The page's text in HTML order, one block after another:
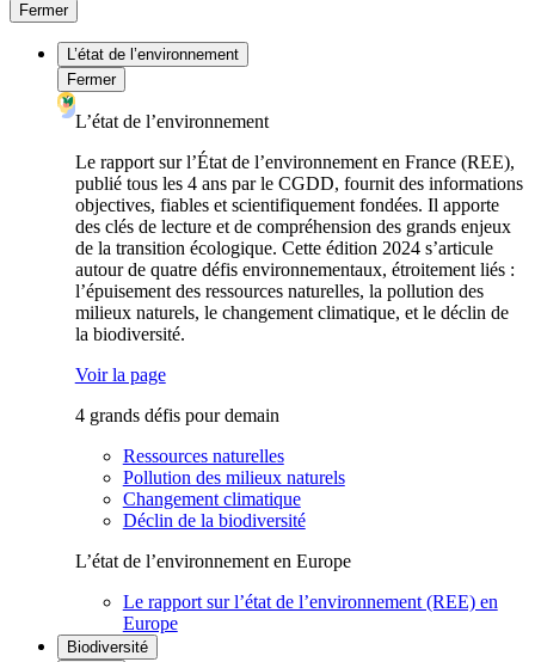
Fermer
L’état de l’environnement
Fermer
L’état de l’environnement
Le rapport sur l’État de l’environnement en France (REE),
publié tous les 4 ans par le CGDD, fournit des informations
objectives, fiables et scientifiquement fondées. Il apporte
des clés de lecture et de compréhension des grands enjeux
de la transition écologique. Cette édition 2024 s’articule
autour de quatre défis environnementaux, étroitement liés :
l’épuisement des ressources naturelles, la pollution des
milieux naturels, le changement climatique, et le déclin de
la biodiversité.
Voir la page
4 grands défis pour demain
Ressources naturelles
Pollution des milieux naturels
Changement climatique
Déclin de la biodiversité
L’état de l’environnement en Europe
Le rapport sur l’état de l’environnement (REE) en
Europe
Biodiversité